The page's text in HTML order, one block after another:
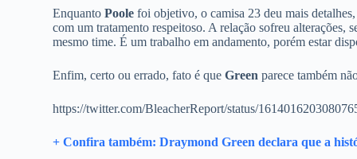
EnquantoPoole foi objetivo, o camisa 23 deu mais
com um tratamento respeitoso. A relação sofreu alterações,
mesmo time. É um trabalho em andamento, porém estar
Enfim, certo ou errado, fato é queGreen parece também
https://twitter.com/BleacherReport/status/
+ Confira também: Draymond Green declara que a